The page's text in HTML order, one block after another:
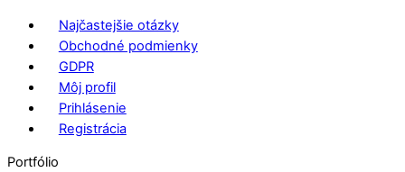
Najčastejšie otázky
Obchodné podmienky
GDPR
Môj profil
Prihlásenie
Registrácia
Portfólio